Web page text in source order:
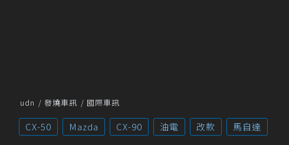
udn 發燒車訊 國際車訊
CX-50 Mazda CX-90 油電 改款 馬自達